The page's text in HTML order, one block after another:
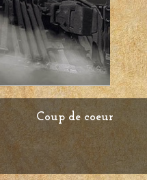
Coup de coeur